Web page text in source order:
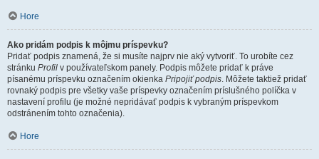
Hore
Ako pridám podpis k môjmu príspevku?
Pridať podpis znamená, že si musíte najprv nie aký vytvoriť. To urobíte cez
stránku Profil v používateľskom panely. Podpis môžete pridať k práve
písanému príspevku označením okienka Pripojiť podpis. Môžete taktiež pridať
rovnaký podpis pre všetky vaše príspevky označením príslušného políčka v
nastavení profilu (je možné nepridávať podpis k vybraným príspevkom
odstránením tohto označenia).
Hore